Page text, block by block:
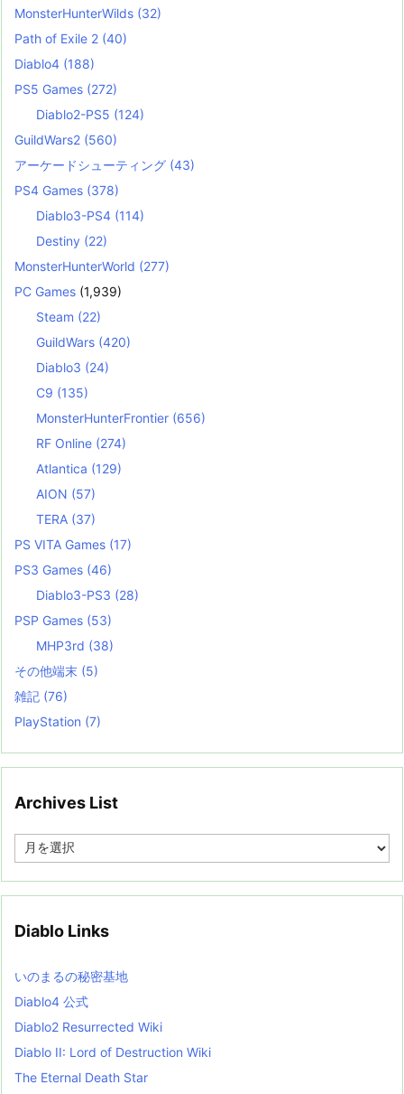
MonsterHunterWilds (32)
Path of Exile 2 (40)
Diablo4 (188)
PS5 Games (272)
Diablo2-PS5 (124)
GuildWars2 (560)
アーケードシューティング (43)
PS4 Games (378)
Diablo3-PS4 (114)
Destiny (22)
MonsterHunterWorld (277)
PC Games (1,939)
Steam (22)
GuildWars (420)
Diablo3 (24)
C9 (135)
MonsterHunterFrontier (656)
RF Online (274)
Atlantica (129)
AION (57)
TERA (37)
PS VITA Games (17)
PS3 Games (46)
Diablo3-PS3 (28)
PSP Games (53)
MHP3rd (38)
その他端末 (5)
雑記 (76)
PlayStation (7)
Archives List
e
i
s
t
Diablo Links
いのまるの秘密基地
Diablo4 公式
Diablo2 Resurrected Wiki
Diablo II: Lord of Destruction Wiki
The Eternal Death Star